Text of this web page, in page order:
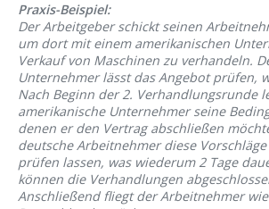
Praxis-Beispiel:
Der Arbeitgeber schickt seinen
um dort mit einem amerikanischen
Verkauf von Maschinen zu verhandeln.
Unternehmer lässt das Angebot prüfen,
Nach Beginn der 2. Verhandlungsrunde
amerikanische Unternehmer seine
denen er den Vertrag abschließen
deutsche Arbeitnehmer diese
prüfen lassen, was wiederum 2 Tage
können die Verhandlungen
Anschließend fliegt der Arbeitnehmer